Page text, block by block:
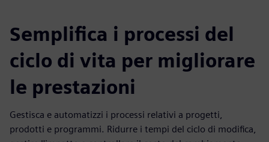
Semplifica i processi del
ciclo di vita per migliorare
le prestazioni
Gestisca e automatizzi i processi relativi a progetti,
prodotti e programmi. Ridurre i tempi del ciclo di modifica,